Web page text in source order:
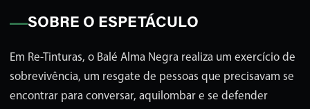
SOBRE O ESPETÁCULO
Em Re-Tinturas, o Balé Alma Negra realiza um exercício de
sobrevivência, um resgate de pessoas que precisavam se
encontrar para conversar, aquilombar e se defender